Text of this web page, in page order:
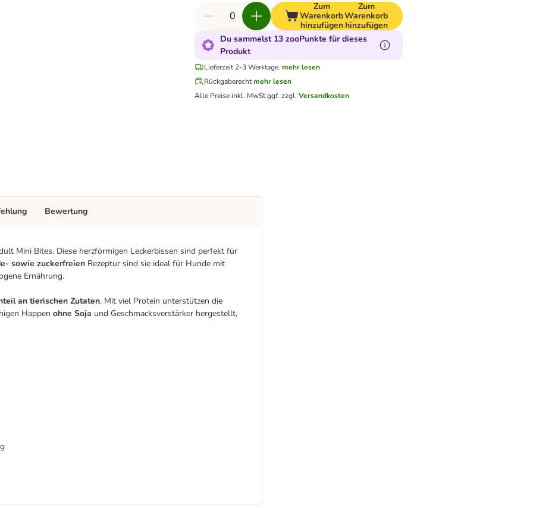
Zum
Warenkorb
hinzufügen
Zum
Warenkorb
hinzufügen
Du sammelst 13 zooPunkte für dieses
Produkt
Lieferzeit 2-3 Werktage. mehr lesen
Rückgaberechtmehr lesen
Alle Preise inkl. MwSt.ggf. zzgl.Versandkosten
Mini Bites. Diese herzförmigen Leckerbissen sind perfekt für
sowie zuckerfreien Rezeptur sind sie ideal für Hunde mit
Ernährung.
an tierischen Zutaten. Mit viel Protein unterstützen die
Happen ohne Soja und Geschmacksverstärker hergestellt,
Bewertung